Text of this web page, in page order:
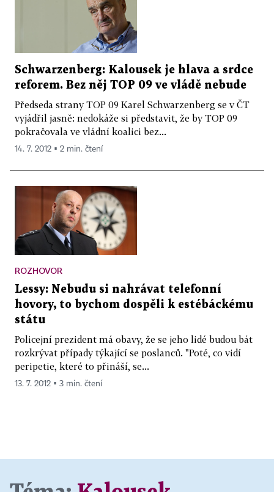
Schwarzenberg: Kalousek je hlava a srdce
reforem. Bez něj TOP 09 ve vládě nebude
Předseda strany TOP 09 Karel Schwarzenberg se v ČT
vyjádřil jasně: nedokáže si představit, že by TOP 09
pokračovala ve vládní koalici bez...
14. 7. 2012 ▪ 2 min. čtení
ROZHOVOR
Lessy: Nebudu si nahrávat telefonní
hovory, to bychom dospěli k estébáckému
státu
Policejní prezident má obavy, že se jeho lidé budou bát
rozkrývat případy týkající se poslanců. "Poté, co vidí
peripetie, které to přináší, se...
13. 7. 2012 ▪ 3 min. čtení